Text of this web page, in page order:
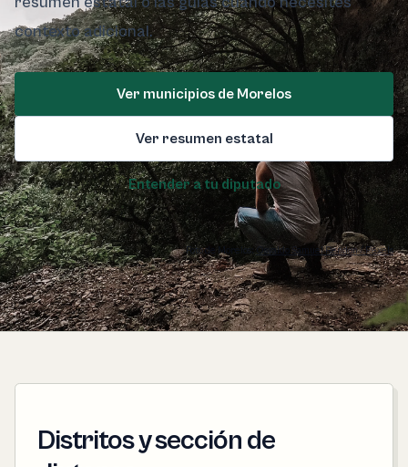
contexto adicional.
Ver municipios de Morelos
Ver resumen estatal
Entender a tu diputado
Foto de Morelos: Osvaldo Samuel Rendon / Pexels
Distritos y sección de